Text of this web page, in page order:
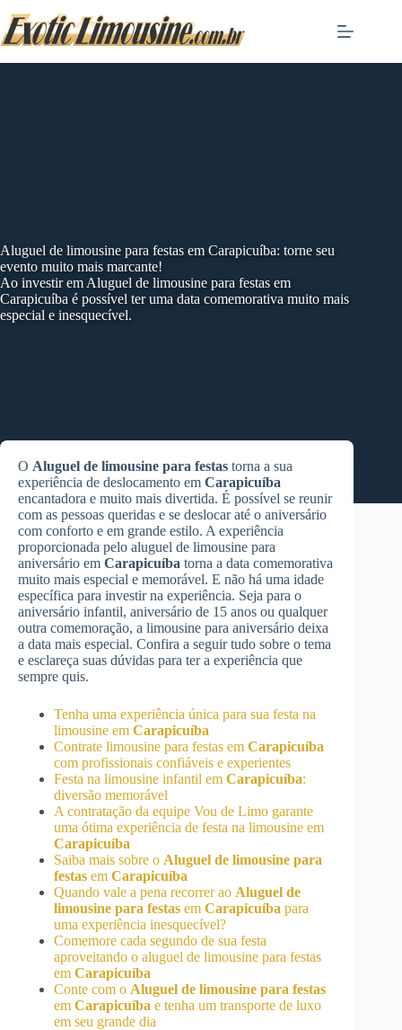
to
content
Aluguel de limousine para festas em Carapicuíba: torne seu
evento muito mais marcante!
Ao investir em Aluguel de limousine para festas em
Carapicuíba é possível ter uma data comemorativa muito mais
especial e inesquecível.
O Aluguel de limousine para festas torna a sua
experiência de deslocamento em Carapicuíba
encantadora e muito mais divertida. É possível se reunir
com as pessoas queridas e se deslocar até o aniversário
com conforto e em grande estilo. A experiência
proporcionada pelo aluguel de limousine para
aniversário em Carapicuíba torna a data comemorativa
muito mais especial e memorável. E não há uma idade
específica para investir na experiência. Seja para o
aniversário infantil, aniversário de 15 anos ou qualquer
outra comemoração, a limousine para aniversário deixa
a data mais especial. Confira a seguir tudo sobre o tema
e esclareça suas dúvidas para ter a experiência que
sempre quis.
Tenha uma experiência única para sua festa na
limousine em Carapicuíba
Contrate limousine para festas em Carapicuíba
com profissionais confiáveis e experientes
Festa na limousine infantil em Carapicuíba:
diversão memorável
A contratação da equipe Vou de Limo garante
uma ótima experiência de festa na limousine em
Carapicuíba
Saiba mais sobre o Aluguel de limousine para
festas em Carapicuíba
Quando vale a pena recorrer ao Aluguel de
limousine para festas em Carapicuíba para
uma experiência inesquecível?
Comemore cada segundo de sua festa
aproveitando o aluguel de limousine para festas
em Carapicuíba
Conte com o Aluguel de limousine para festas
em Carapicuíba e tenha um transporte de luxo
em seu grande dia